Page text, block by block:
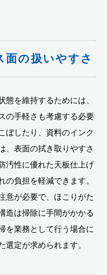
面の扱いやすさ
態を維持するためには、
の手軽さも考慮する必要
ぼしたり、資料のインク
、表面の拭き取りやすさ
汚性に優れた天板仕上げ
の負担を軽減できます。
意が必要で、ほこりがた
造は掃除に手間がかかる
を業務として行う場合に
選定が求められます。